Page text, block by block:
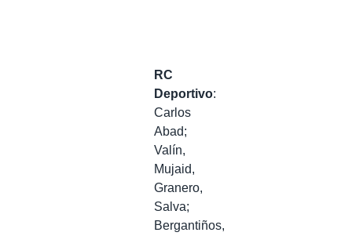
RC
Deportivo:
Carlos
Abad;
Valín,
Mujaid,
Granero,
Salva;
Bergantiños,